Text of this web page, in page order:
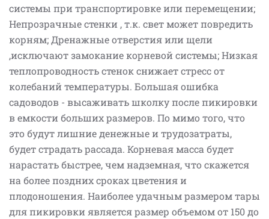
системы при транспортировке или перемещении;
Непрозрачные стенки , т.к. свет может повредить
корням; Дренажные отверстия или щели
,исключают замокание корневой системы; Низкая
теплопроводность стенок снижает стресс от
колебаний температуры. Большая ошибка
садоводов - высаживать школку после пикировки
в емкости больших размеров. По мимо того, что
это будут лишние денежные и трудозатраты,
будет страдать рассада. Корневая масса будет
нарастать быстрее, чем надземная, что скажется
на более поздних сроках цветения и
плодоношения. Наиболее удачным размером тары
для пикировки является размер объемом от 150 до